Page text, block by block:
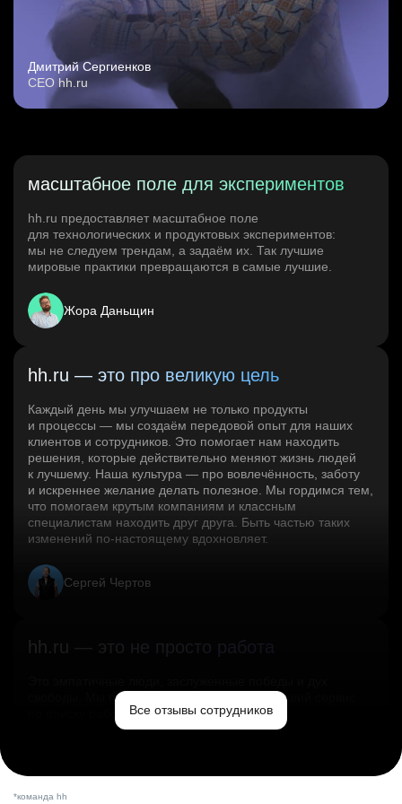
Дмитрий Сергиенков
CEO hh.ru
масштабное поле для экспериментов
hh.ru предоставляет масштабное поле
для технологических и продуктовых экспериментов:
мы не следуем трендам, а задаём их. Так лучшие
мировые практики превращаются в самые лучшие.
Жора Даньщин
hh.ru — это про великую цель
Каждый день мы улучшаем не только продукты
и процессы — мы создаём передовой опыт для наших
клиентов и сотрудников. Это помогает нам находить
решения, которые действительно меняют жизнь людей
к лучшему. Наша культура — про вовлечённость, заботу
и искреннее желание делать полезное. Мы гордимся тем,
что помогаем крутым компаниям и классным
специалистам находить друг друга. Быть частью таких
изменений по‑настоящему вдохновляет.
Сергей Чертов
hh.ru — это не просто работа
свободы. Мы помогаем миру и создаём лучший сервис
по поиску работы в стране.Все отзывы сотрудников
*команда hh